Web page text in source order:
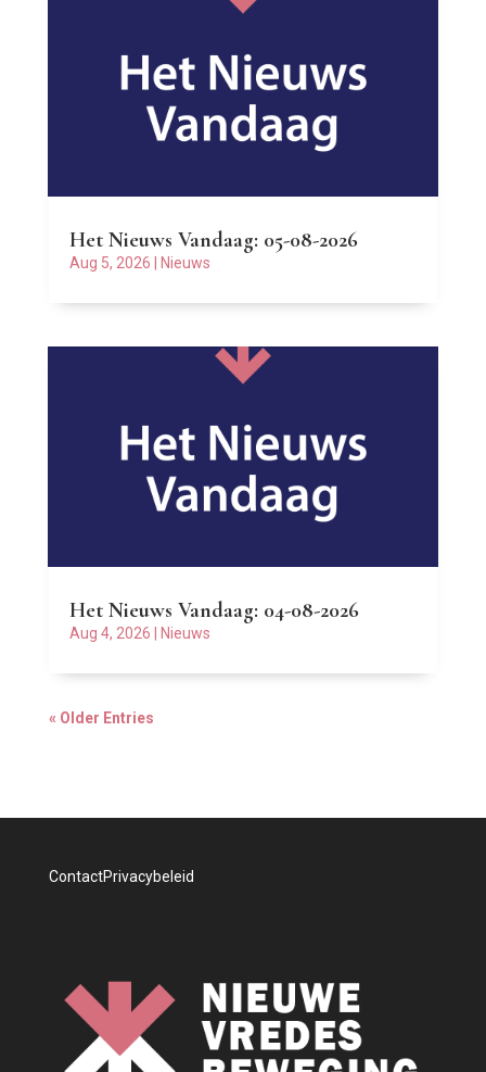
Het Nieuws Vandaag: 05-08-2026
Aug 5, 2026 Nieuws
Het Nieuws Vandaag: 04-08-2026
Aug 4, 2026 Nieuws
« Older Entries
ContactPrivacybeleid